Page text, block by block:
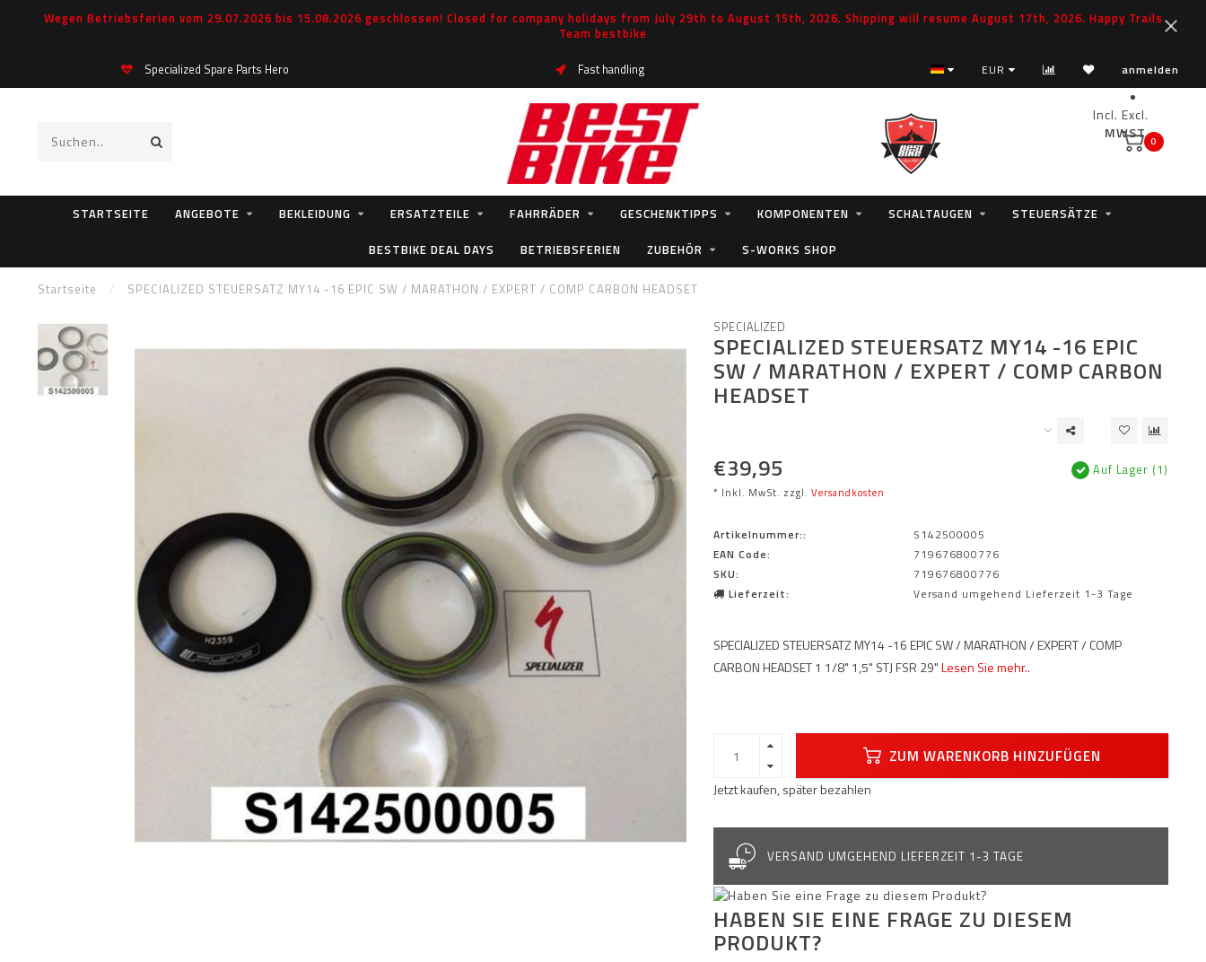
Wegen Betriebsferien vom 29.07.2026 bis 15.08.2026 geschlossen! Closed for company holidays from July 29th to August 15th, 2026. Shipping will resume August 17th, 2026. Happy Trails
Team bestbike
Specialized Spare Parts Hero EUR anmelden
Incl. Excl.
MWST.0
STARTSEITE ANGEBOTE BEKLEIDUNG ERSATZTEILE FAHRRÄDER GESCHENKTIPPS KOMPONENTEN SCHALTAUGEN
STEUERSÄTZE
BESTBIKE DEAL DAYS
BETRIEBSFERIEN ZUBEHÖR S-WORKS SHOP
Startseite / SPECIALIZED STEUERSATZ MY14 -16 EPIC SW / MARATHON / EXPERT / COMP CARBON HEADSET
SPECIALIZED
SPECIALIZED STEUERSATZ MY14 -16 EPIC
SW / MARATHON / EXPERT / COMP CARBON
HEADSET
€39,95
* Inkl. MwSt. zzgl. Versandkosten
Auf Lager (1)
Artikelnummer::
S142500005
EAN Code:
719676800776
SKU:
719676800776
Lieferzeit:
Versand umgehend Lieferzeit 1-3 Tage
SPECIALIZED STEUERSATZ MY14 -16 EPIC SW / MARATHON / EXPERT / COMP
CARBON HEADSET 1 1/8" 1,5" STJ FSR 29"Lesen Sie mehr..
ZUM WARENKORB HINZUFÜGEN
Jetzt kaufen, später bezahlen
VERSAND UMGEHEND LIEFERZEIT 1-3 TAGE
HABEN SIE EINE FRAGE ZU DIESEM
PRODUKT?